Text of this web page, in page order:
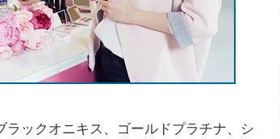
ックオニキス、ゴールドプラチナ、シ